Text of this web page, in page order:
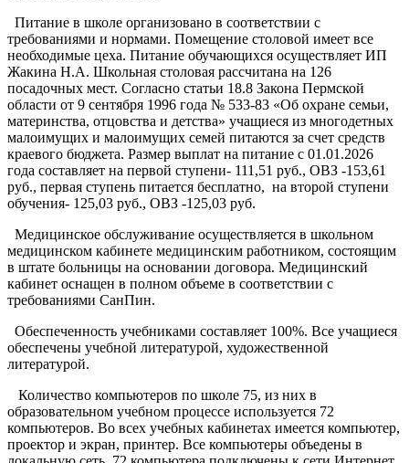
Питание в школе организовано в соответствии с
требованиями и нормами. Помещение столовой имеет все
необходимые цеха. Питание обучающихся осуществляет ИП
Жакина Н.А. Школьная столовая рассчитана на 126
посадочных мест. Согласно статьи 18.8 Закона Пермской
области от 9 сентября 1996 года № 533-83 «Об охране семьи,
материнства, отцовства и детства» учащиеся из многодетных
малоимущих и малоимущих семей питаются за счет средств
краевого бюджета. Размер выплат на питание с 01.01.2026
года составляет на первой ступени- 111,51 руб., ОВЗ -153,61
руб., первая ступень питается бесплатно, на второй ступени
обучения- 125,03 руб., ОВЗ -125,03 руб.
Медицинское обслуживание осуществляется в школьном
медицинском кабинете медицинским работником, состоящим
в штате больницы на основании договора. Медицинский
кабинет оснащен в полном объеме в соответствии с
требованиями СанПин.
Обеспеченность учебниками составляет 100%. Все учащиеся
обеспечены учебной литературой, художественной
литературой.
Количество компьютеров по школе 75, из них в
образовательном учебном процессе используется 72
компьютеров. Во всех учебных кабинетах имеется компьютер,
проектор и экран, принтер. Все компьютеры объедены в